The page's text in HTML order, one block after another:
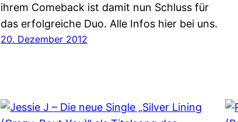
ihrem Comeback ist damit nun Schluss für
das erfolgreiche Duo. Alle Infos hier bei uns.
20. Dezember 2012